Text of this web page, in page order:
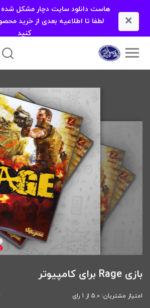
×
هاست دانلود سایت دچار مشکل
لطفا تا اطلاعیه بعدی از خرید
کنید
بازی Rage برای کامپیوتر
امتیاز مشتریان: 5.0 از 1 رای